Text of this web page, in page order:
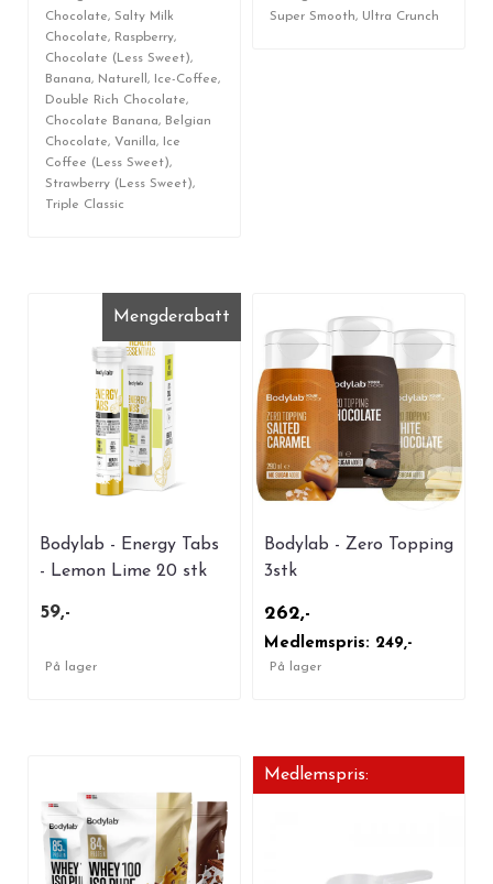
Chocolate, Salty Milk
Chocolate, Raspberry,
Chocolate (Less Sweet),
Banana, Naturell, Ice-Coffee,
Double Rich Chocolate,
Chocolate Banana, Belgian
Chocolate, Vanilla, Ice
Coffee (Less Sweet),
Strawberry (Less Sweet),
Triple Classic
Super Smooth, Ultra Crunch
Mengderabatt
Bodylab - Energy Tabs
- Lemon Lime 20 stk
59,-
På lager
Bodylab - Zero Topping
3stk
262,-
Medlemspris: 249,-
På lager
Medlemspris: